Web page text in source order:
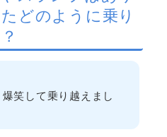
どのように乗り
笑して乗り越えまし